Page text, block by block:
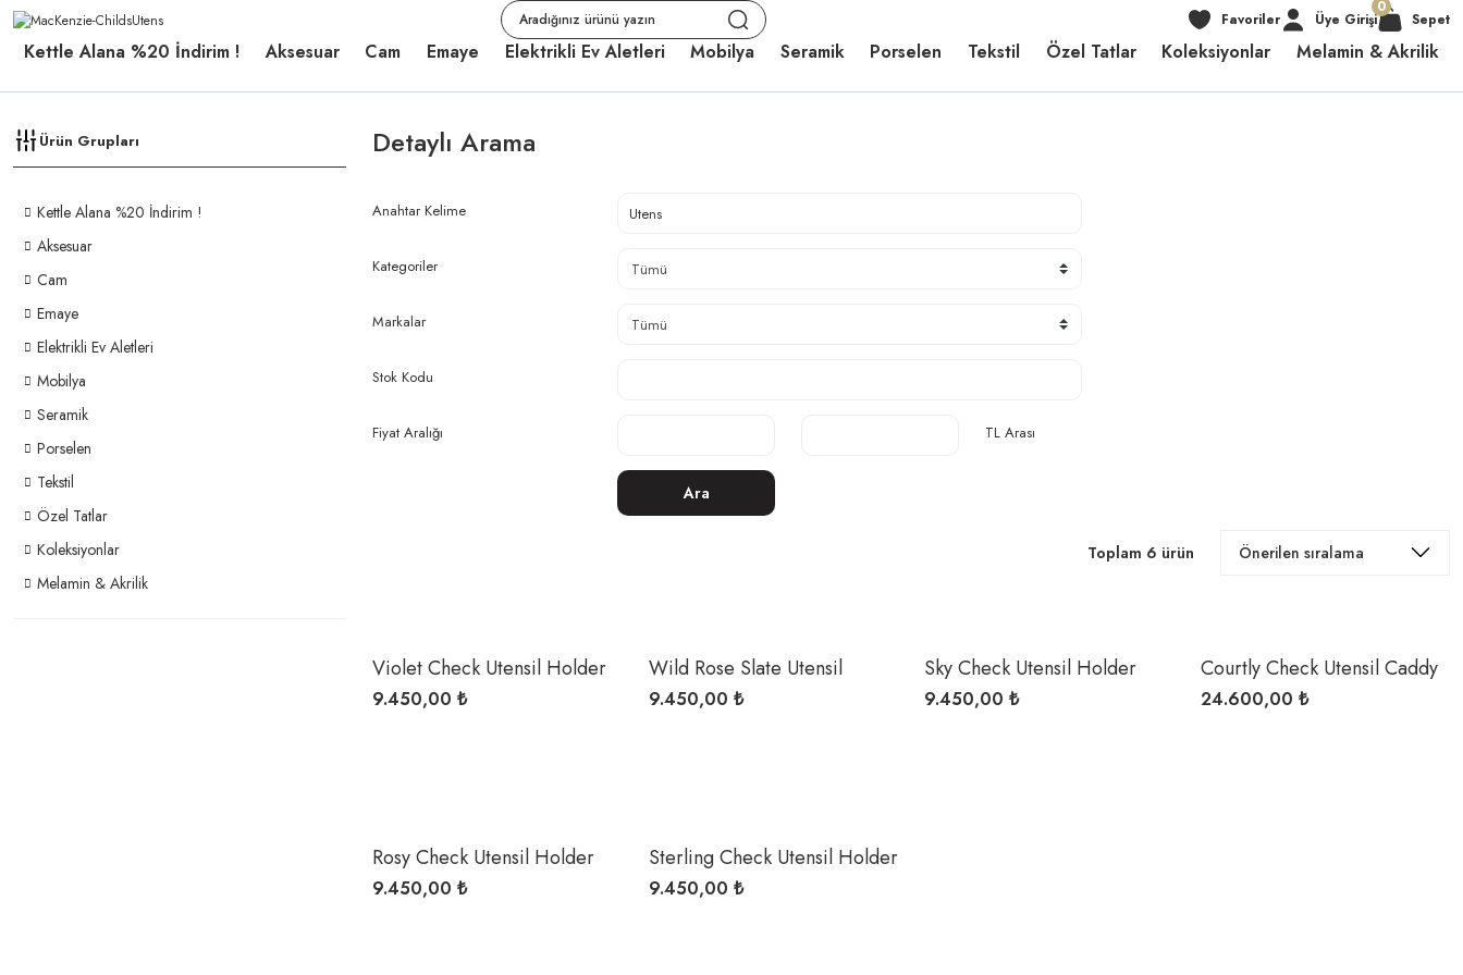
Favoriler Üye Girişi Sepet
0
Kettle Alana %20 İndirim ! Aksesuar Cam Emaye Elektrikli Ev Aletleri Mobilya Seramik Porselen Tekstil Özel Tatlar Koleksiyonlar Melamin & Akrilik
Ürün Grupları
Kettle Alana %20 İndirim !
Aksesuar
Cam
Emaye
Elektrikli Ev Aletleri
Mobilya
Seramik
Porselen
Tekstil
Özel Tatlar
Koleksiyonlar
Melamin & Akrilik
Detaylı Arama
Anahtar Kelime
Kategoriler
Markalar
Stok Kodu
Fiyat Aralığı TL Arası
Ara
Toplam 6 ürün
Violet Check Utensil Holder
9.450,00 ₺
Wild Rose Slate Utensil
Holder
9.450,00 ₺
Sky Check Utensil Holder
9.450,00 ₺
Courtly Check Utensil Caddy
Set
24.600,00 ₺
Rosy Check Utensil Holder
9.450,00 ₺
Sterling Check Utensil Holder
9.450,00 ₺